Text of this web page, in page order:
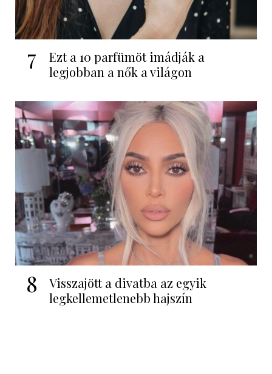
7
Ezt a 10 parfümöt imádják a
legjobban a nők a világon
8
Visszajött a divatba az egyik
legkellemetlenebb hajszín